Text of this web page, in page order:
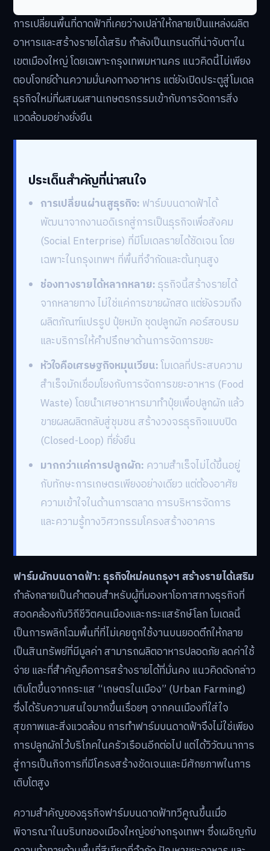
การเปลี่ยนพื้นที่ดาดฟ้าที่เคยว่างเปล่าให้กลายเป็นแหล่งผลิต
อาหารและสร้างรายได้เสริม กำลังเป็นเทรนด์ที่น่าจับตาใน
เขตเมืองใหญ่ โดยเฉพาะกรุงเทพมหานคร แนวคิดนี้ไม่เพียง
ตอบโจทย์ด้านความมั่นคงทางอาหาร แต่ยังเปิดประตูสู่โมเดล
ธุรกิจใหม่ที่ผสมผสานเกษตรกรรมเข้ากับการจัดการสิ่ง
แวดล้อมอย่างยั่งยืน
ประเด็นสำคัญที่น่าสนใจ
การเปลี่ยนผ่านสูธุรกิจ: ฟาร์มบนดาดฟ้าได้
พัฒนาจากงานอดิเรกสู่การเป็นธุรกิจเพื่อสังคม
(Social Enterprise) ที่มีโมเดลรายได้ชัดเจน โดย
เฉพาะในกรุงเทพฯ ที่พื้นที่จำกัดและต้นทุนสูง
ช่องทางรายได้หลากหลาย: ธุรกิจนี้สร้างรายได้
จากหลายทาง ไม่ใช่แค่การขายผักสด แต่ยังรวมถึง
ผลิตภัณฑ์แปรรูป ปุ๋ยหมัก ชุดปลูกผัก คอร์สอบรม
และบริการให้คำปรึกษาด้านการจัดการขยะ
หัวใจคือเศรษฐกิจหมุนเวียน:โมเดลที่ประสบความ
สำเร็จมักเชื่อมโยงกับการจัดการขยะอาหาร (Food
Waste) โดยนำเศษอาหารมาทำปุ๋ยเพื่อปลูกผัก แล้ว
ขายผลผลิตกลับสู่ชุมชน สร้างวงจรธุรกิจแบบปิด
(Closed-Loop) ที่ยั่งยืน
มากกว่าแค่การปลูกผัก: ความสำเร็จไม่ได้ขึ้นอยู่
กับทักษะการเกษตรเพียงอย่างเดียว แต่ต้องอาศัย
ความเข้าใจในด้านการตลาด การบริหารจัดการ
และความรู้ทางวิศวกรรมโครงสร้างอาคาร
ฟาร์มผักบนดาดฟ้า: ธุรกิจใหม่คนกรุงฯ สร้างรายได้เสริม
กำลังกลายเป็นคำตอบสำหรับผู้ที่มองหาโอกาสทางธุรกิจที่
สอดคล้องกับวิถีชีวิตคนเมืองและกระแสรักษ์โลก โมเดลนี้
เป็นการพลิกโฉมพื้นที่ที่ไม่เคยถูกใช้งานบนยอดตึกให้กลาย
เป็นสินทรัพย์ที่มีมูลค่า สามารถผลิตอาหารปลอดภัย ลดค่าใช้
จ่าย และที่สำคัญคือการสร้างรายได้ที่มั่นคง แนวคิดดังกล่าว
เติบโตขึ้นจากกระแส “เกษตรในเมือง” (Urban Farming)
ซึ่งได้รับความสนใจมากขึ้นเรื่อยๆ จากคนเมืองที่ใส่ใจ
สุขภาพและสิ่งแวดล้อม การทำฟาร์มบนดาดฟ้าจึงไม่ใช่เพียง
การปลูกผักไว้บริโภคในครัวเรือนอีกต่อไป แต่ได้วิวัฒนาการ
สู่การเป็นกิจการที่มีโครงสร้างชัดเจนและมีศักยภาพในการ
เติบโตสูง
ความสำคัญของธุรกิจฟาร์มบนดาดฟ้าทวีคูณขึ้นเมื่อ
พิจารณาในบริบทของเมืองใหญ่อย่างกรุงเทพฯ ซึ่งเผชิญกับ